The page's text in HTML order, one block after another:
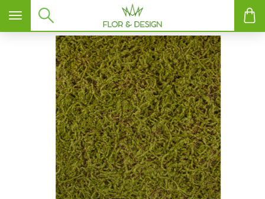
Toggle navigation